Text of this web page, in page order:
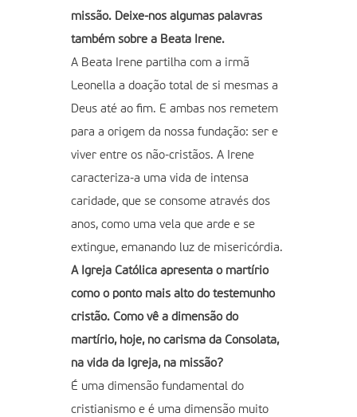
missão. Deixe-nos algumas palavras
também sobre a Beata Irene.
A Beata Irene partilha com a irmã
Leonella a doação total de si mesmas a
Deus até ao fim. E ambas nos remetem
para a origem da nossa fundação: ser e
viver entre os não-cristãos. A Irene
caracteriza-a uma vida de intensa
caridade, que se consome através dos
anos, como uma vela que arde e se
extingue, emanando luz de misericórdia.
A Igreja Católica apresenta o martírio
como o ponto mais alto do testemunho
cristão. Como vê a dimensão do
martírio, hoje, no carisma da Consolata,
na vida da Igreja, na missão?
É uma dimensão fundamental do
cristianismo e é uma dimensão muito